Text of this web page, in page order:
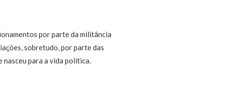
por parte da militância
sobretudo, por parte das
para a vida política.